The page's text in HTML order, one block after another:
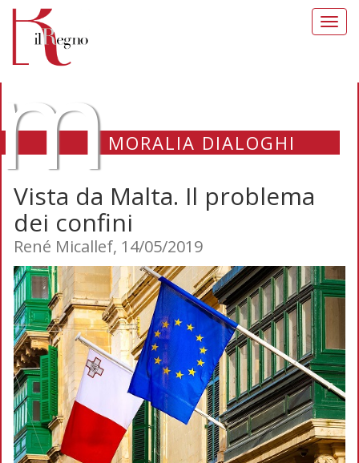
MORALIA DIALOGHI
Vista da Malta. Il problema
dei confini
René Micallef, 14/05/2019